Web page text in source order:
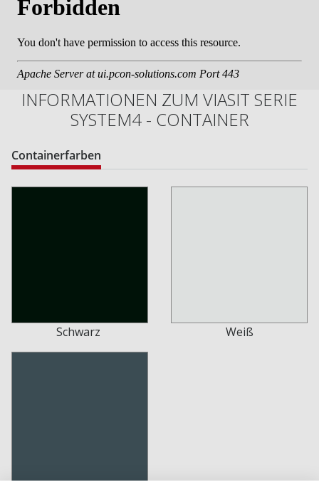
INFORMATIONEN ZUM VIASIT SERIE
SYSTEM4 - CONTAINER
Containerfarben
Schwarz Weiß